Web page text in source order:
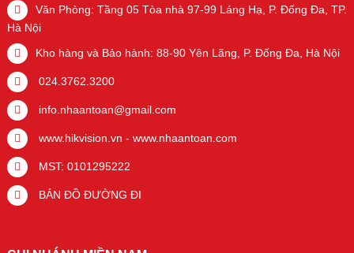
Văn Phòng: Tầng 05 Tòa nhà 97-99 Láng Hạ, P. Đống Đa, TP.
Hà Nội
Kho hàng và Bảo hành: 88-90 Yên Lãng, P. Đống Đa, Hà Nội
024.3762.3200
info.nhaantoan@gmail.com
www.hikvision.vn - www.nhaantoan.com
MST: 0101295222
BẢN ĐỒ ĐƯỜNG ĐI